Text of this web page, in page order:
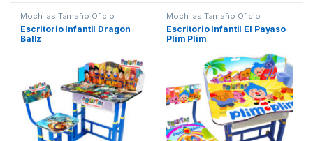
Mochilas Tamaño Oficio
Escritorio Infantil Dragon
Ballz
Mochilas Tamaño Oficio
Escritorio Infantil El Payaso
Plim Plim